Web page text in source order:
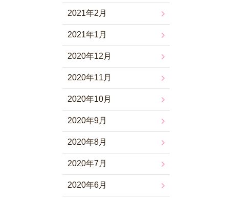
2021年2月
2021年1月
2020年12月
2020年11月
2020年10月
2020年9月
2020年8月
2020年7月
2020年6月